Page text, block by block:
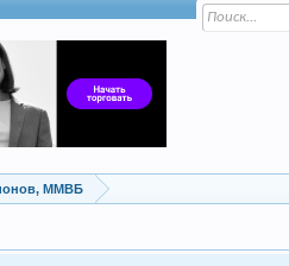
ММВБ